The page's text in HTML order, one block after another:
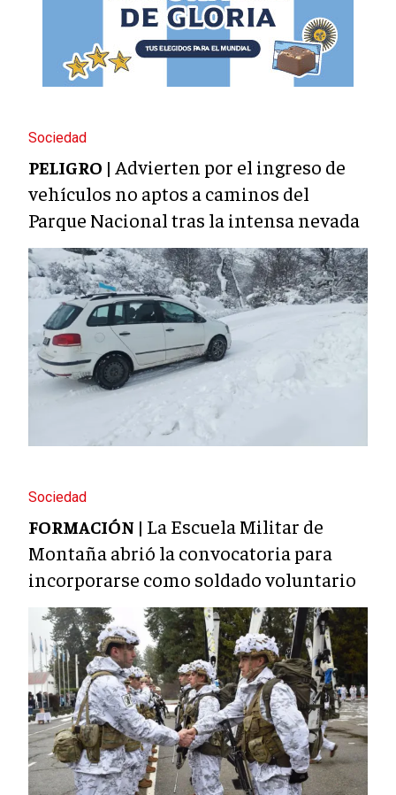
Sociedad
PELIGRO | Advierten por el ingreso de
vehículos no aptos a caminos del
Parque Nacional tras la intensa nevada
Sociedad
FORMACIÓN | La Escuela Militar de
Montaña abrió la convocatoria para
incorporarse como soldado voluntario